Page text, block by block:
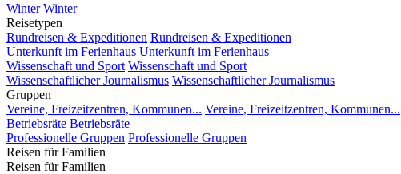
Winter Winter
Reisetypen
Rundreisen & Expeditionen Rundreisen & Expeditionen
Unterkunft im Ferienhaus Unterkunft im Ferienhaus
Wissenschaft und Sport Wissenschaft und Sport
Wissenschaftlicher Journalismus Wissenschaftlicher Journalismus
Gruppen
Vereine, Freizeitzentren, Kommunen... Vereine, Freizeitzentren, Kommunen...
Betriebsräte Betriebsräte
Professionelle Gruppen Professionelle Gruppen
Reisen für Familien
Reisen für Familien